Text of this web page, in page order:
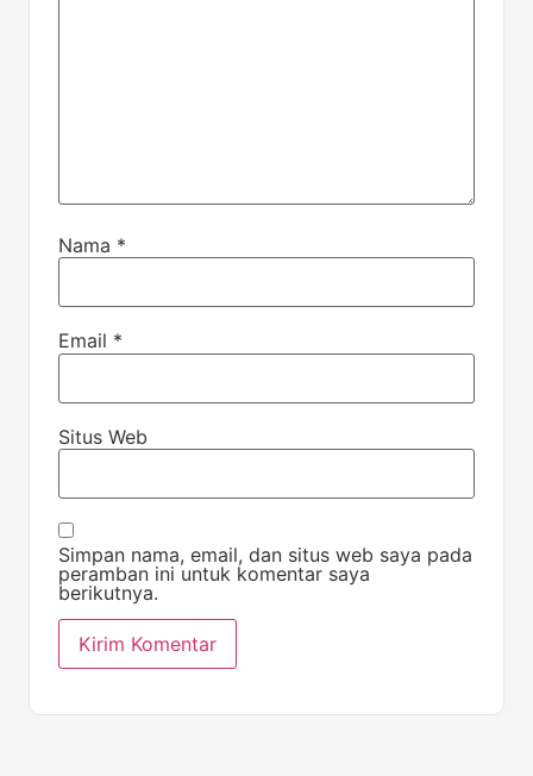
Nama *
Email *
Situs Web
Simpan nama, email, dan situs web saya pada
peramban ini untuk komentar saya
berikutnya.